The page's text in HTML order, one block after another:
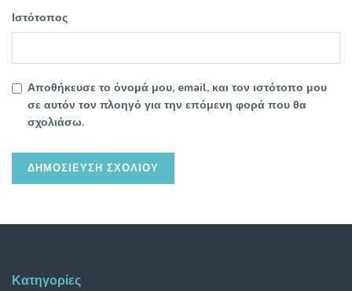
Ιστότοπος
Αποθήκευσε το όνομά μου, email, και τον ιστότοπο μου
σε αυτόν τον πλοηγό για την επόμενη φορά που θα
σχολιάσω.
Κατηγορίες